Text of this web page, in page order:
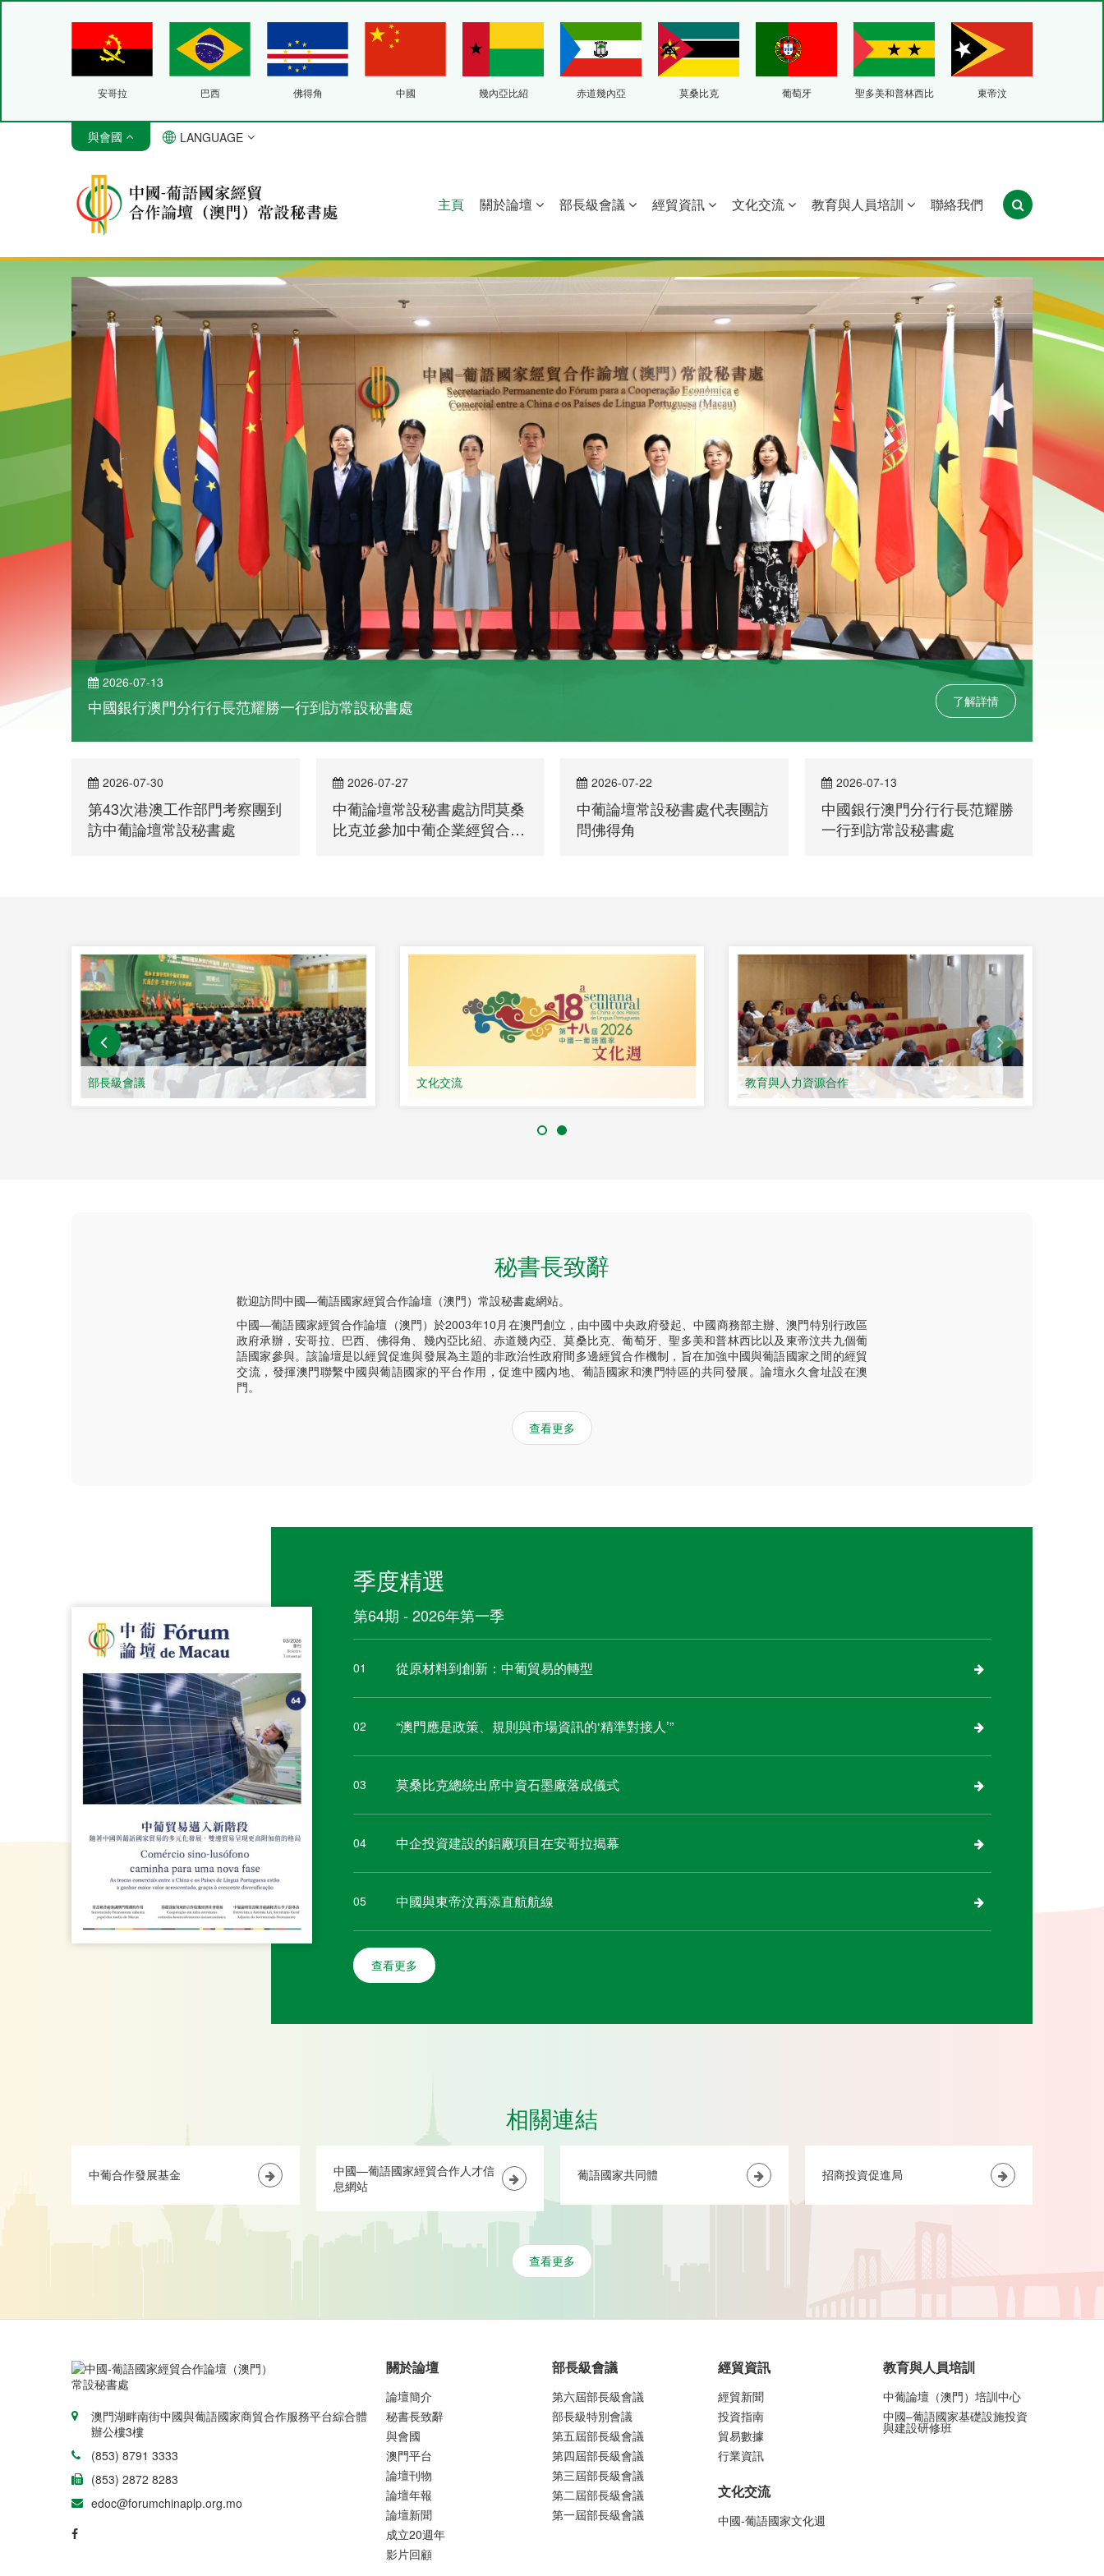
安哥拉 巴西 佛得角 中國 幾內亞比紹 赤道幾內亞 莫桑比克 葡萄牙 聖多美和普林西比 東帝汶
與會國 LANGUAGE
主頁 關於論壇 部長級會議 經貿資訊 文化交流 教育與人員培訓 聯絡我們
解詳情
2026-07-09
中葡文化週歌舞匯演京城登場
2026年7月9日傍晚，第十八屆中國—葡語國家文化週北京站開幕式在北京朝陽公園貝殼劇場舉行。
了解詳情
2026-07-27
中葡論壇常設秘書處訪問莫桑
比克並參加中葡企業經貿合作
2026-07-22
中葡論壇常設秘書處代表團訪
問佛得角
2026-07-13
中國銀行澳門分行行長范耀勝
一行到訪常設秘書處
2026-07-09
中葡文化週歌舞匯演京城登場
第六屆部長級會議 部長級會議 文化交流
秘書長致辭
歡迎訪問中國—葡語國家經貿合作論壇（澳門）常設秘書處網站。
中國—葡語國家經貿合作論壇（澳門）於2003年10月在澳門創立，由中國中央政府發起、中國商務部主辦、澳門特別行政區
政府承辦，安哥拉、巴西、佛得角、幾內亞比紹、赤道幾內亞、莫桑比克、葡萄牙、聖多美和普林西比以及東帝汶共九個葡
語國家參與。該論壇是以經貿促進與發展為主題的非政治性政府間多邊經貿合作機制，旨在加強中國與葡語國家之間的經貿
交流，發揮澳門聯繫中國與葡語國家的平台作用，促進中國內地、葡語國家和澳門特區的共同發展。論壇永久會址設在澳
門。
查看更多
季度精選
第64期 - 2026年第一季
01 從原材料到創新：中葡貿易的轉型
02 “澳門應是政策、規則與市場資訊的‘精準對接人’”
03 莫桑比克總統出席中資石墨廠落成儀式
04 中企投資建設的鋁廠項目在安哥拉揭幕
05 中國與東帝汶再添直航航線
查看更多
相關連結
中葡合作發展基金
中國—葡語國家經貿合作人才信
息網站
葡語國家共同體 招商投資促進局
查看更多
澳門湖畔南街中國與葡語國家商貿合作服務平台綜合體
辦公樓3樓
(853) 8791 3333
(853) 2872 8283
edoc@forumchinaplp.org.mo
關於論壇
論壇簡介
秘書長致辭
與會國
澳門平台
論壇刊物
論壇年報
論壇新聞
成立20週年
影片回顧
部長級會議
第六屆部長級會議
部長級特別會議
第五屆部長級會議
第四屆部長級會議
第三屆部長級會議
第二屆部長級會議
第一屆部長級會議
經貿資訊
經貿新聞
投資指南
貿易數據
行業資訊
文化交流
中國-葡語國家文化週
教育與人員培訓
中葡論壇（澳門）培訓中心
中國–葡語國家基礎設施投資
與建設研修班